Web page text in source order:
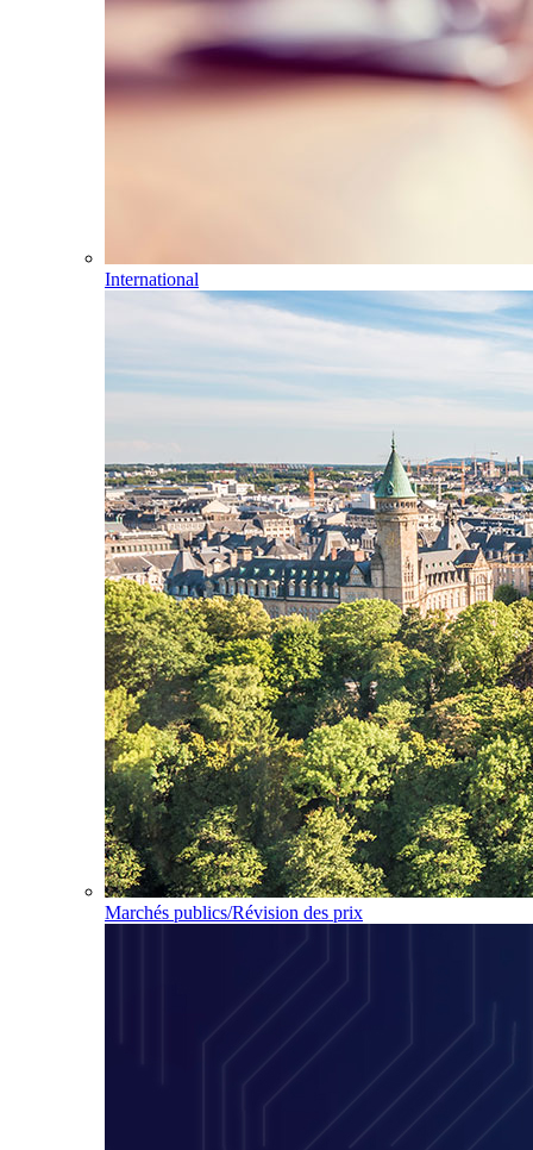
International
Marchés publics/Révision des prix